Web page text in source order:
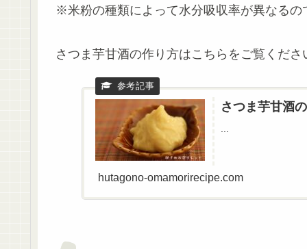
※米粉の種類によって水分吸収率が異なる
さつま芋甘酒の作り方はこちらをご覧くださ
さつま芋甘酒
hutagono-omamorirecipe.com